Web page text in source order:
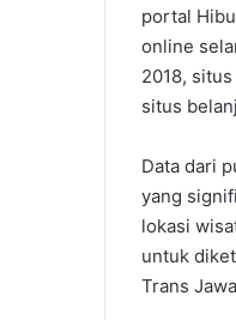
portal
online
2018,
situs
Data dari
yang
lokasi
untuk
Trans